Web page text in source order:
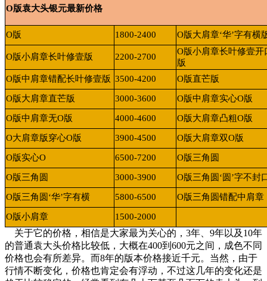
O版袁大头银元最新价格
O版 1800-2400 O版大肩章‘华’字有横
O版小肩章长叶修壹版 2200-2700
O版小肩章长叶修壹开
版
O版中肩章错配长叶修壹版 3500-4200 O版直芒版
O版大肩章直芒版 3000-3600 O版中肩章实心O版
O版中肩章无O版 4000-4600 O版大肩章凸粗O版
O大肩章版穿心O版 3900-4500 O版大肩章双O版
O版实心O 6500-7200 O版三角圆
O版三角圆 3000-3900 O版三角圆 ‘ 圆 ’字不封
O版三角圆 ‘华’字有横 5800-6500 O版三角圆错配中肩章
O版小肩章 1500-2000
关于它的价格，相信是大家最为关心的，3年、9年以及10年
的普通袁大头价格比较低，大概在400到600元之间，成色不同
价格也会有所差异。而8年的版本价格接近千元。当然，由于
行情不断变化，价格也肯定会有浮动，不过这几年的变化还是